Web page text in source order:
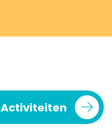
Activiteiten